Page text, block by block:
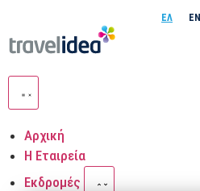
ΕΛ EN
Αρχική
Η Εταιρεία
Εκδρομές